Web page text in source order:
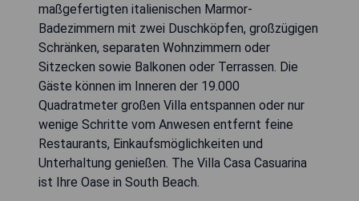
maßgefertigten italienischen Marmor-
Badezimmern mit zwei Duschköpfen, großzügigen
Schränken, separaten Wohnzimmern oder
Sitzecken sowie Balkonen oder Terrassen. Die
Gäste können im Inneren der 19.000
Quadratmeter großen Villa entspannen oder nur
wenige Schritte vom Anwesen entfernt feine
Restaurants, Einkaufsmöglichkeiten und
Unterhaltung genießen. The Villa Casa Casuarina
ist Ihre Oase in South Beach.